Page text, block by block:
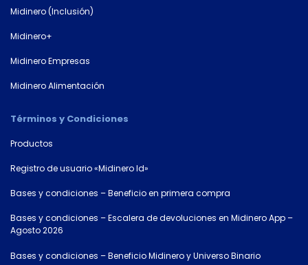
Midinero (Inclusión)
Midinero+
Midinero Empresas
Midinero Alimentación
Términos y Condiciones
Productos
Registro de usuario «Midinero Id»
Bases y condiciones – Beneficio en primera compra
Bases y condiciones – Escalera de devoluciones en Midinero App –
Agosto 2026
Bases y condiciones – Beneficio Midinero y Universo Binario